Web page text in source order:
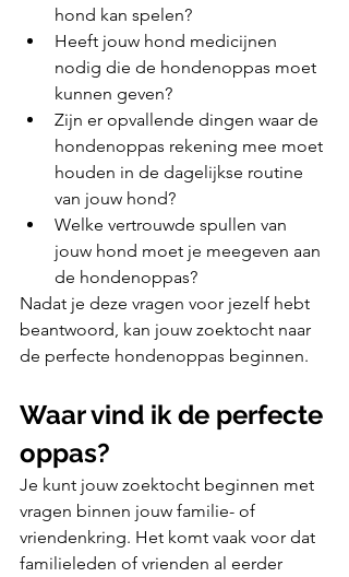
hond kan spelen?
Heeft jouw hond medicijnen
nodig die de hondenoppas moet
kunnen geven?
Zijn er opvallende dingen waar de
hondenoppas rekening mee moet
houden in de dagelijkse routine
van jouw hond?
Welke vertrouwde spullen van
jouw hond moet je meegeven aan
de hondenoppas?
Nadat je deze vragen voor jezelf hebt
beantwoord, kan jouw zoektocht naar
de perfecte hondenoppas beginnen.
Waar vind ik de perfecte
oppas?
Je kunt jouw zoektocht beginnen met
vragen binnen jouw familie- of
vriendenkring. Het komt vaak voor dat
familieleden of vrienden al eerder